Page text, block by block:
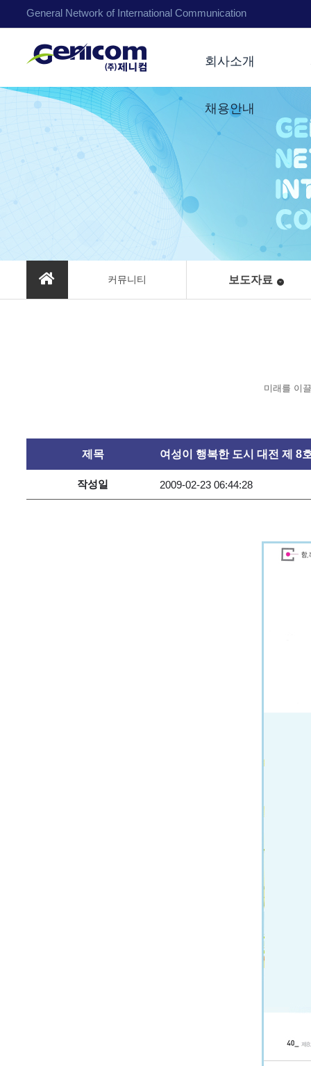
General Network of International Communication
회사소개
채용안내
커뮤니티 보도자료
미래를 이
제목 여성이 행복한 도시 대전 제 8
작성일 2009-02-23 06:44:28